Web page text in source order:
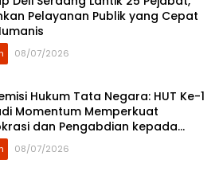
Pelayanan Publik yang Cepat
08/07/2026
Hukum Tata Negara: HUT Ke-1
Momentum Memperkuat
dan Pengabdian kepada
08/07/2026